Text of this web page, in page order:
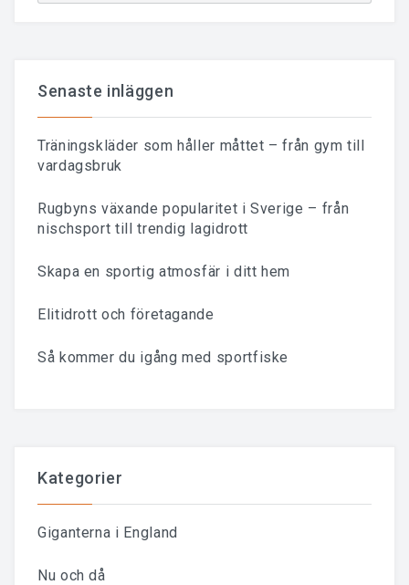
Senaste inläggen
Träningskläder som håller måttet – från gym till
vardagsbruk
Rugbyns växande popularitet i Sverige – från
nischsport till trendig lagidrott
Skapa en sportig atmosfär i ditt hem
Elitidrott och företagande
Så kommer du igång med sportfiske
Kategorier
Giganterna i England
Nu och då